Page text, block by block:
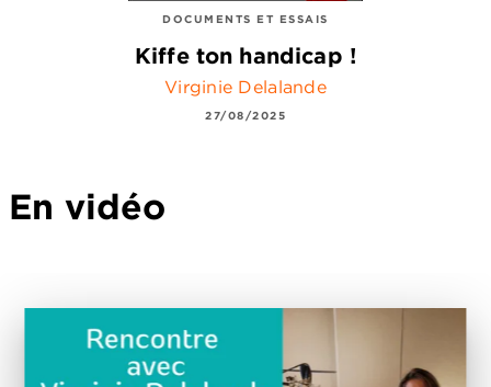
DOCUMENTS ET ESSAIS
Kiffe ton handicap !
Virginie Delalande
27/08/2025
En vidéo